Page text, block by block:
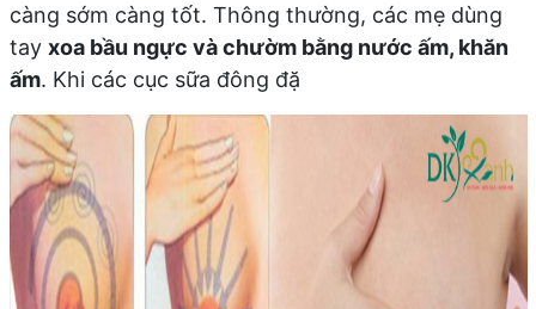
càng sớm càng tốt. Thông thường, các mẹ dùng
tay xoa bầu ngực và chườm bằng nước ấm, khăn
ấm. Khi các cục sữa đông đặ